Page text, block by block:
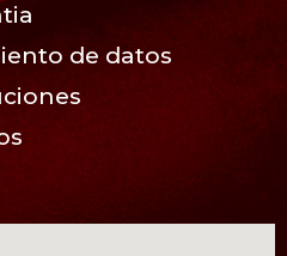
de datos